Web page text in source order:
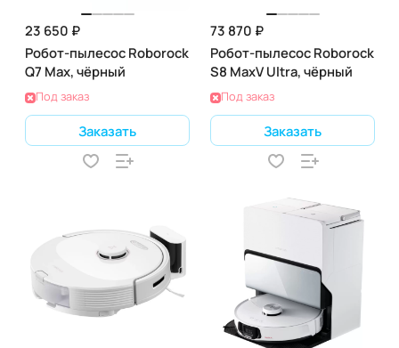
23 650 ₽
Робот-пылесос Roborock
Q7 Max, чёрный
Под заказ
Заказать
73 870 ₽
Робот-пылесос Roborock
S8 MaxV Ultra, чёрный
Под заказ
Заказать